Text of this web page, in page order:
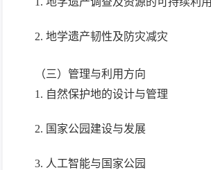
2. 地学遗产韧性及防灾减灾
（三） 管理与利用方向
1. 自然保护地的设计与管理
2. 国家公园建设与发展
3. 人工智能与国家公园